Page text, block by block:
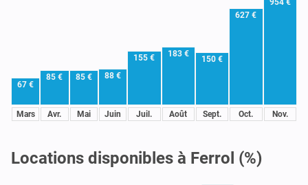
67 €
Mars
85 €
Avr.
85 €
Mai
88 €
Juin
155 €
Juil.
183 €
Août
150 €
Sept.
627 €
Oct.
954 €
Nov.
Locations disponibles à Ferrol (%)